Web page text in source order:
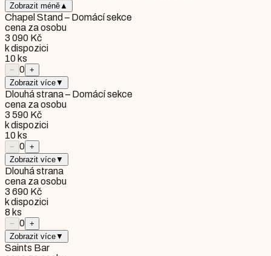
Zobrazit méně ▲
Chapel Stand – Domácí sekce
cena za osobu
3 090 Kč
k dispozici
10 ks
− 0 +
Zobrazit více▼
Dlouhá strana – Domácí sekce
cena za osobu
3 590 Kč
k dispozici
10 ks
− 0 +
Zobrazit více▼
Dlouhá strana
cena za osobu
3 690 Kč
k dispozici
8 ks
− 0 +
Zobrazit více▼
Saints Bar